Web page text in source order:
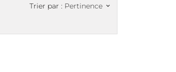
Trier par : Pertinence keyboard_arrow_down